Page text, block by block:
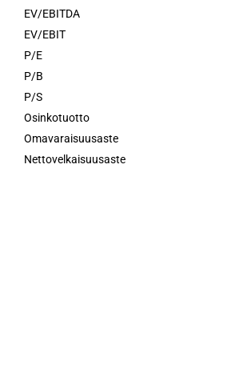
EV/EBITDA
EV/EBIT
P/E
P/B
P/S
Osinkotuotto
Omavaraisuusaste
Nettovelkaisuusaste